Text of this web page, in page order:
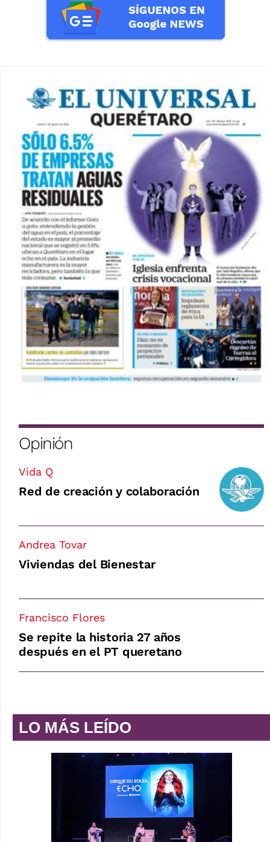
Opinión
Vida Q
Red de creación y colaboración
Andrea Tovar
Viviendas del Bienestar
Francisco Flores
Se repite la historia 27 años
después en el PT queretano
LO MÁS LEÍDO